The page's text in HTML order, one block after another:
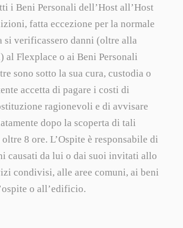
i Beni Personali dell’Host all’Host
fatta eccezione per la normale
si verificassero danni (oltre alla
al Flexplace o ai Beni Personali
sono sotto la sua cura, custodia o
accetta di pagare i costi di
ragionevoli e di avvisare
dopo la scoperta di tali
8 ore. L’Ospite è responsabile di
causati da lui o dai suoi invitati allo
condivisi, alle aree comuni, ai beni
o all’edificio.